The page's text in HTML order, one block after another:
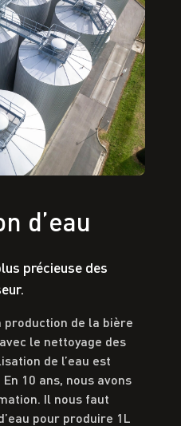
d’eau
précieuse des
production de la bière
le nettoyage des
de l’eau est
10 ans, nous avons
Il nous faut
pour produire 1L